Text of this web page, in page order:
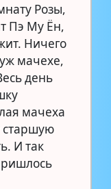
Розы,
Пэ Му Ён,
Ничего
мачехе,
день
мачеха
старшую
И так